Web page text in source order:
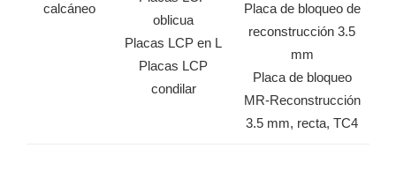
calcáneo
oblicua
Placas LCP en L
Placas LCP
condilar
Placa de bloqueo de
reconstrucción 3.5
mm
Placa de bloqueo
MR-Reconstrucción
3.5 mm, recta, TC4